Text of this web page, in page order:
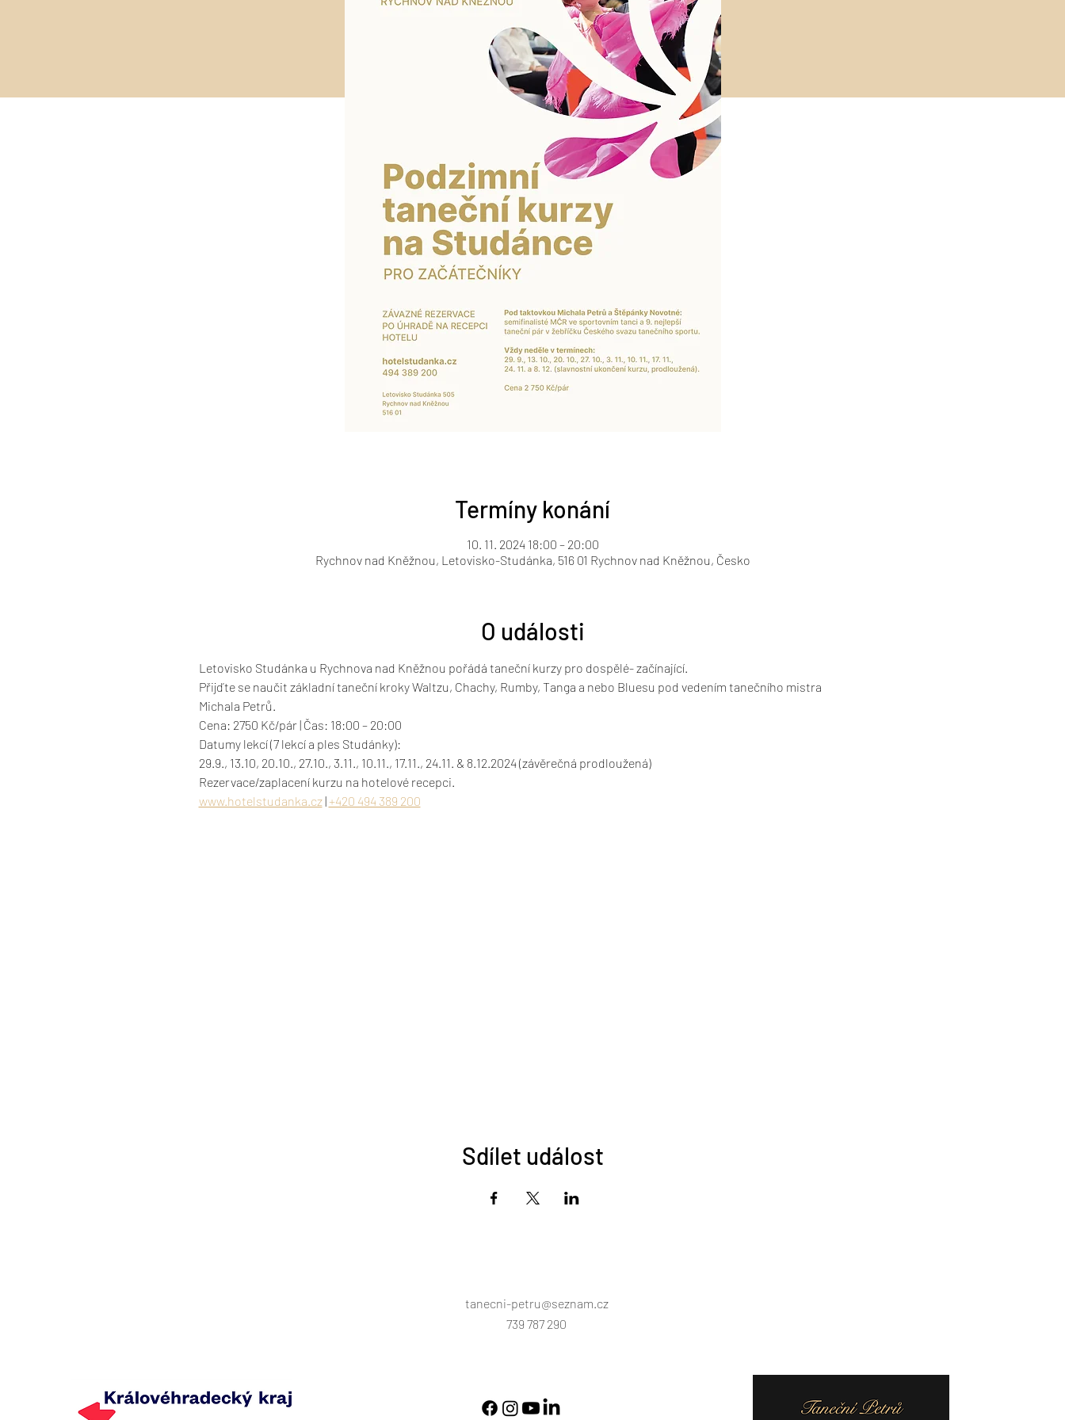
Termíny konání
10. 11. 2024 18:00 – 20:00
Rychnov nad Kněžnou, Letovisko-Studánka, 516 01 Rychnov nad Kněžnou, Česko
O události
Letovisko Studánka u Rychnova nad Kněžnou pořádá taneční kurzy pro dospělé- začínající.
Přijďte se naučit základní taneční kroky Waltzu, Chachy, Rumby, Tanga a nebo Bluesu pod vedením tanečního mistra
Michala Petrů.
Cena: 2750 Kč/pár | Čas: 18:00 – 20:00
Datumy lekcí (7 lekcí a ples Studánky):
29.9., 13.10, 20.10., 27.10., 3.11., 10.11., 17.11., 24.11. & 8.12.2024 (závěrečná prodloužená)
www.hotelstudanka.cz | +420 494 389 200
Sdílet událost
tanecni-petru@seznam.cz
739 787 290